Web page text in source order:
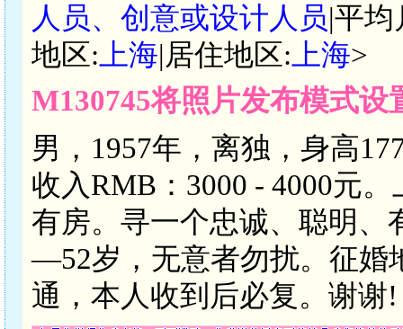
人员、创意或设计人员|平
地区: 上海|居住地区: 上海>
M130745将照片发布模式
男，1957年，离独，身高
收入RMB：3000 - 4000元
有房。寻一个忠诚、聪明、
—52岁，无意者勿扰。征婚
通，本人收到后必复。谢谢!